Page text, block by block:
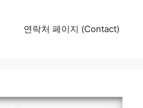
연락처 페이지 (Contact)